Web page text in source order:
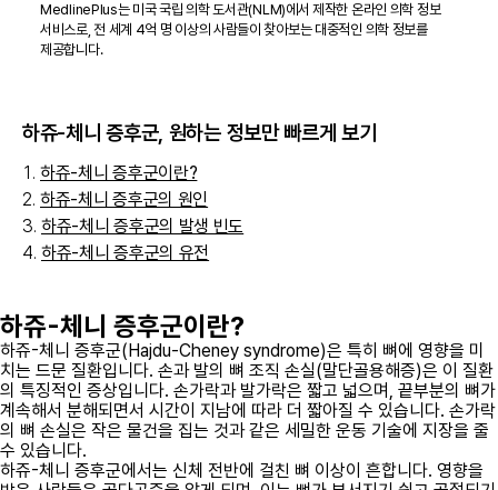
MedlinePlus는 미국 국립 의학 도서관(NLM)에서 제작한 온라인 의학 정보
서비스로, 전 세계 4억 명 이상의 사람들이 찾아보는 대중적인 의학 정보를
제공합니다.
하쥬-체니 증후군, 원하는 정보만 빠르게 보기
하쥬-체니 증후군이란?
하쥬-체니 증후군의 원인
하쥬-체니 증후군의 발생 빈도
하쥬-체니 증후군의 유전
하쥬-체니 증후군이란?
하쥬-체니 증후군(Hajdu-Cheney syndrome)은 특히 뼈에 영향을 미
치는 드문 질환입니다. 손과 발의 뼈 조직 손실(말단골용해증)은 이 질환
의 특징적인 증상입니다. 손가락과 발가락은 짧고 넓으며, 끝부분의 뼈가
계속해서 분해되면서 시간이 지남에 따라 더 짧아질 수 있습니다. 손가락
의 뼈 손실은 작은 물건을 집는 것과 같은 세밀한 운동 기술에 지장을 줄
수 있습니다.
하쥬-체니 증후군에서는 신체 전반에 걸친 뼈 이상이 흔합니다. 영향을